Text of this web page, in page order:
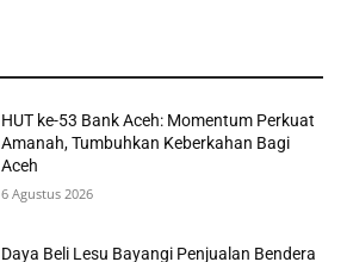
HUT ke-53 Bank Aceh: Momentum Perkuat
Amanah, Tumbuhkan Keberkahan Bagi
Aceh
6 Agustus 2026
Daya Beli Lesu Bayangi Penjualan Bendera